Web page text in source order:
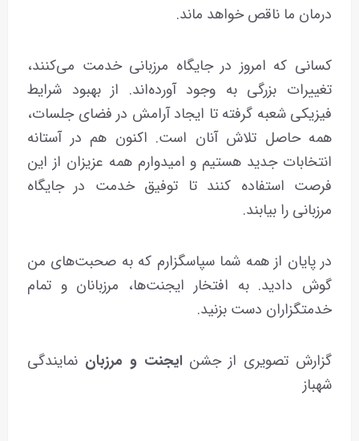
درمان ما ناقص خواهد ماند.
کسانی که امروز در جایگاه مرزبانی خدمت می‌کنند،
تغییرات بزرگی به وجود آورده‌اند. از بهبود شرایط
فیزیکی شعبه گرفته تا ایجاد آرامش در فضای جلسات،
همه حاصل تلاش آنان است. اکنون هم در آستانه
انتخابات جدید هستیم و امیدوارم همه عزیزان از این
فرصت استفاده کنند تا توفیق خدمت در جایگاه
مرزبانی را بیابند.
در پایان از همه شما سپاسگزارم که به صحبت‌های من
گوش دادید. به افتخار ایجنت‌ها، مرزبانان و تمام
خدمتگزاران دست بزنید.
گزارش تصویری از جشن ایجنت و مرزبان نمایندگی
شهباز